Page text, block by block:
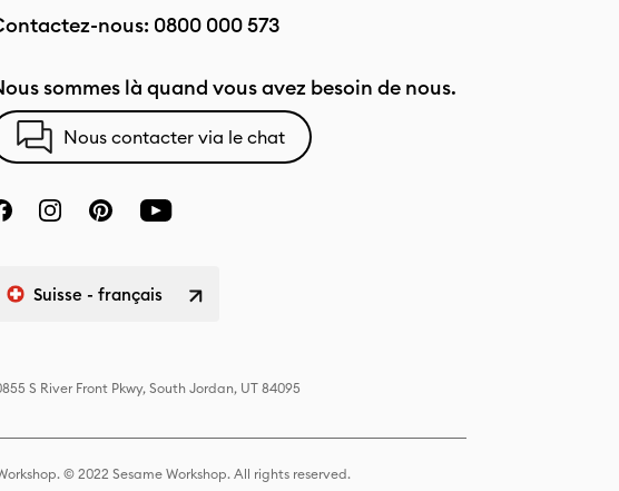
nous: 0800 000 573
sommes là quand vous avez besoin de nous.
Nous contacter via le chat
Suisse - français
S River Front Pkwy, South Jordan, UT 84095
© 2022 Sesame Workshop. All rights reserved.